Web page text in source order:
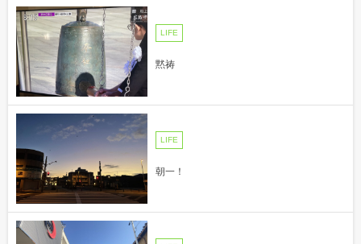
LIFE
黙祷
LIFE
朝一！